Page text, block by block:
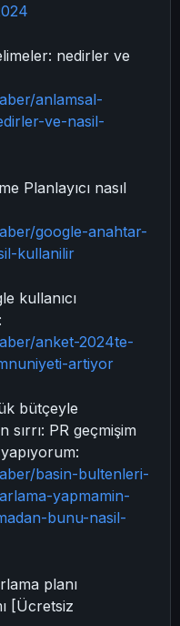
nedirler ve
anlamsal-
ve-nasil-
Planlayıcı nasıl
google-anahtar-
kullanilir
kullanıcı
anket-2024te-
artiyor
bütçeyle
sırrı: PR geçmişim
basin-bultenleri-
yapmamin-
bunu-nasil-
planı
[Ücretsiz